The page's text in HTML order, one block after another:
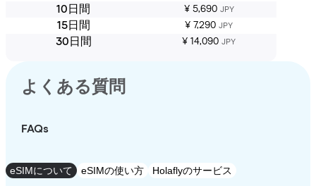
10日間 ¥ 5,690 JPY
15日間 ¥ 7,290 JPY
30日間 ¥ 14,090 JPY
よくある質問
FAQs
eSIMについて eSIMの使い方 Holaflyのサービス